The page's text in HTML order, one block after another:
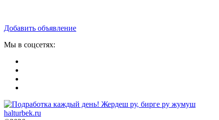
Добавить объявление
Мы в соцсетях: